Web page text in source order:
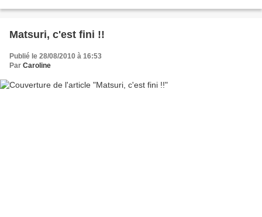
Matsuri, c'est fini !!
Publié le 28/08/2010 à 16:53
Par Caroline